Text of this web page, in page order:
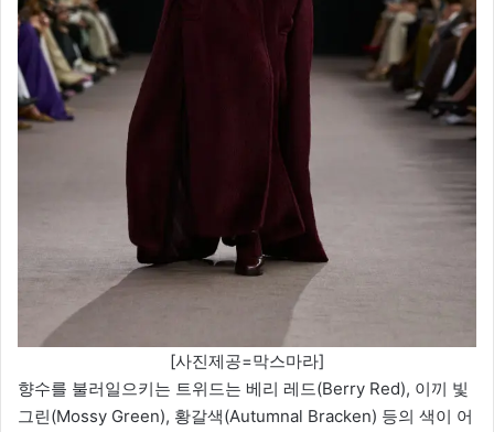
[사진제공=막스마라]
향수를 불러일으키는 트위드는 베리 레드(Berry Red), 이끼 빛
그린(Mossy Green), 황갈색(Autumnal Bracken) 등의 색이 어